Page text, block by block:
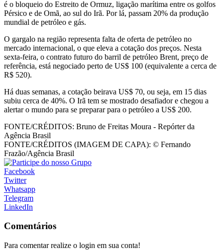
é o bloqueio do Estreito de Ormuz, ligação marítima entre os golfos
Pérsico e de Omã, ao sul do Irã. Por lá, passam 20% da produção
mundial de petróleo e gás.
O gargalo na região representa falta de oferta de petróleo no
mercado internacional, o que eleva a cotação dos preços. Nesta
sexta-feira, o contrato futuro do barril de petróleo Brent, preço de
referência, está negociado perto de US$ 100 (equivalente a cerca de
R$ 520).
Há duas semanas, a cotação beirava US$ 70, ou seja, em 15 dias
subiu cerca de 40%. O Irã tem se mostrado desafiador e chegou a
alertar o mundo para se preparar para o petróleo a US$ 200.
FONTE/CRÉDITOS: Bruno de Freitas Moura - Repórter da
Agência Brasil
FONTE/CRÉDITOS (IMAGEM DE CAPA): © Fernando
Frazão/Agência Brasil
Facebook
Twitter
Whatsapp
Telegram
LinkedIn
Comentários
Para comentar realize o login em sua conta!